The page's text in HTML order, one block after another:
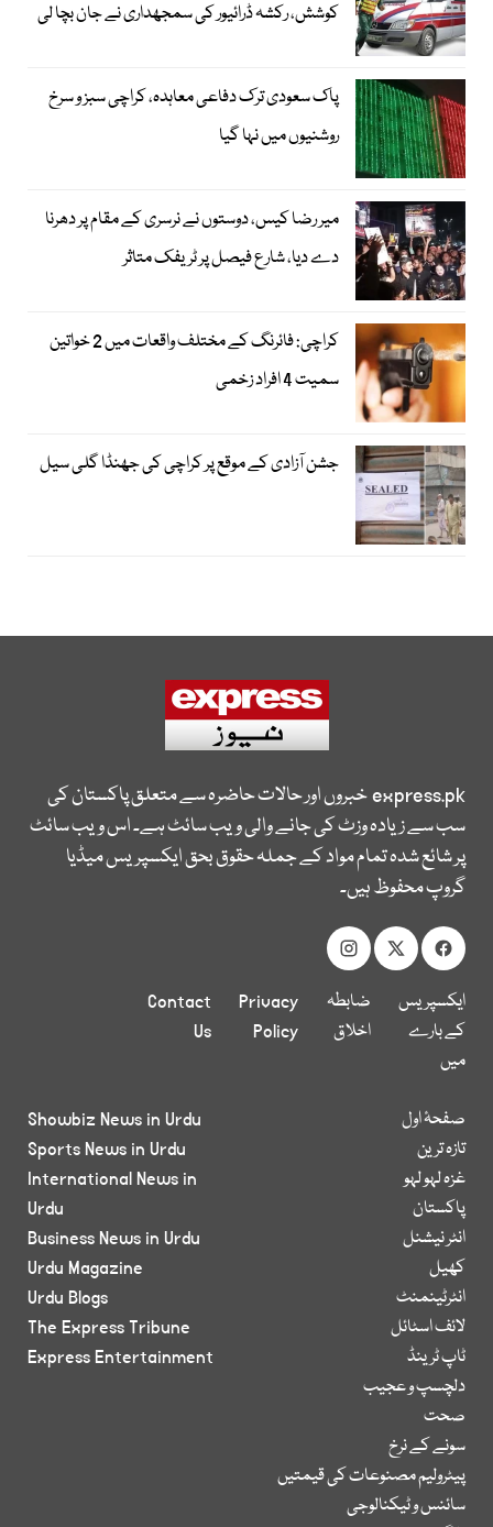
کوشش، رکشہ ڈرائیور کی سمجھداری نے جان بچا لی
پاک سعودی ترک دفاعی معاہدہ، کراچی سبز و سرخ
روشنیوں میں نہا گیا
میر رضا کیس، دوستوں نے نرسری کے مقام پر دھرنا
دے دیا، شارع فیصل پر ٹریفک متاثر
کراچی: فائرنگ کے مختلف واقعات میں 2 خواتین
سمیت 4 افراد زخمی
جشن آزادی کے موقع پر کراچی کی جھنڈا گلی سیل
express.pkخبروں اور حالات حاضرہ سے متعلق پاکستان کی
سب سے زیادہ وزٹ کی جانے والی ویب سائٹ ہے۔ اس ویب سائٹ
پر شائع شدہ تمام مواد کے جملہ حقوق بحق ایکسپریس میڈیا
گروپ محفوظ ہیں۔
ایکسپریس
کے بارے
میں
ضابطہ
اخلاق
Privacy
Policy
Contact
Us
صفحۂ اول
تازہ ترین
غزہ لہو لہو
پاکستان
انٹر نیشنل
کھیل
انٹرٹینمنٹ
لائف اسٹائل
ٹاپ ٹرینڈ
دلچسپ و عجیب
صحت
سونے کے نرخ
پیٹرولیم مصنوعات کی قیمتیں
سائنس و ٹیکنالوجی
Showbiz News in Urdu
Sports News in Urdu
International News in
Urdu
Business News in Urdu
Urdu Magazine
Urdu Blogs
The Express Tribune
Express Entertainment